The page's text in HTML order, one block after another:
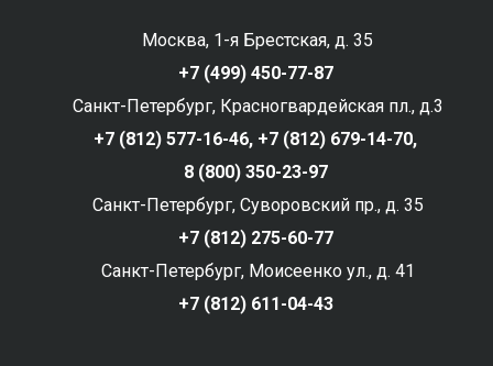
Москва, 1-я Брестская, д. 35
+7 (499) 450-77-87
Санкт-Петербург, Красногвардейская пл., д.3
+7 (812) 577-16-46, +7 (812) 679-14-70,
8 (800) 350-23-97
Санкт-Петербург, Суворовский пр., д. 35
+7 (812) 275-60-77
Санкт-Петербург, Моисеенко ул., д. 41
+7 (812) 611-04-43